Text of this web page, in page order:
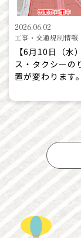
2026.06.02
工事・交通規制情報
【6月10日（水
ス・タクシーの
置が変わります。